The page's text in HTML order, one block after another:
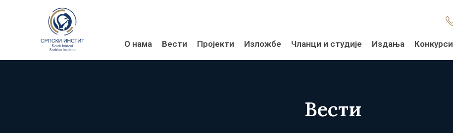
О нама Вести Пројекти Изложбе Чланци и студије Издања Конкурси
Вести